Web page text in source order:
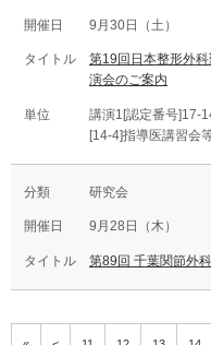
9月30日（土）
第19回日本整形外
演会のご案内
講演1[認定番号]17-
[14-4]指導医講習会
研究会
9月28日（木）
第89回 千葉関節外